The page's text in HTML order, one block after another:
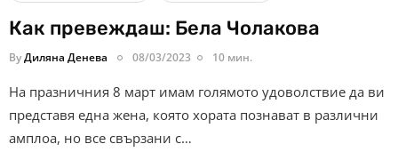
Как превеждаш: Бела Чолакова
ByДиляна Денева 08/03/2023 10 мин.
На празничния 8 март имам голямото удоволствие да ви
представя една жена, която хората познават в различни
амплоа, но все свързани с…